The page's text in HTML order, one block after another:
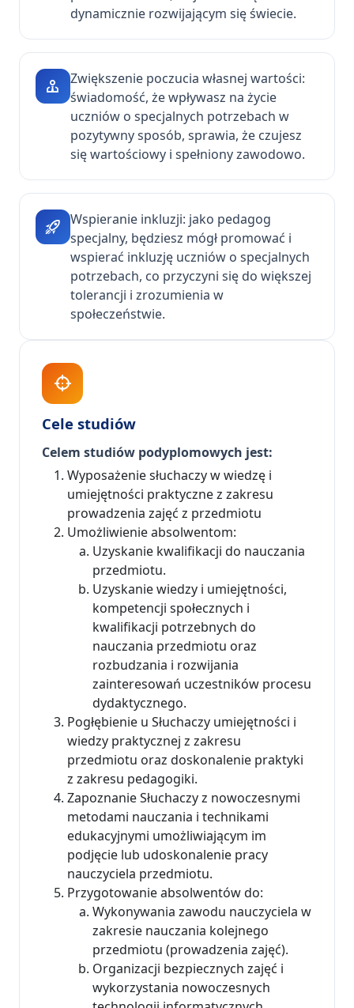
dynamicznie rozwijającym się świecie.
Zwiększenie poczucia własnej wartości:
świadomość, że wpływasz na życie
uczniów o specjalnych potrzebach w
pozytywny sposób, sprawia, że czujesz
się wartościowy i spełniony zawodowo.
Wspieranie inkluzji: jako pedagog
specjalny, będziesz mógł promować i
wspierać inkluzję uczniów o specjalnych
potrzebach, co przyczyni się do większej
tolerancji i zrozumienia w
społeczeństwie.
Cele studiów
Celem studiów podyplomowych jest:
Wyposażenie słuchaczy w wiedzę i
umiejętności praktyczne z zakresu
prowadzenia zajęć z przedmiotu
Umożliwienie absolwentom:
Uzyskanie kwalifikacji do nauczania
przedmiotu.
Uzyskanie wiedzy i umiejętności,
kompetencji społecznych i
kwalifikacji potrzebnych do
nauczania przedmiotu oraz
rozbudzania i rozwijania
zainteresowań uczestników procesu
dydaktycznego.
Pogłębienie u Słuchaczy umiejętności i
wiedzy praktycznej z zakresu
przedmiotu oraz doskonalenie praktyki
z zakresu pedagogiki.
Zapoznanie Słuchaczy z nowoczesnymi
metodami nauczania i technikami
edukacyjnymi umożliwiającym im
podjęcie lub udoskonalenie pracy
nauczyciela przedmiotu.
Przygotowanie absolwentów do:
Wykonywania zawodu nauczyciela w
zakresie nauczania kolejnego
przedmiotu (prowadzenia zajęć).
Organizacji bezpiecznych zajęć i
wykorzystania nowoczesnych